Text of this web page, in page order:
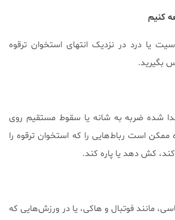
کنیم
یا درد در نزدیک انتهای استخوان ترقوه
بگیرید.
شده ضربه به شانه یا سقوط مستقیم روی
است رباط‌هایی را که استخوان ترقوه را
کش دهد یا پاره کند.
مانند فوتبال و هاکی‌، یا در ورزش‌هایی که